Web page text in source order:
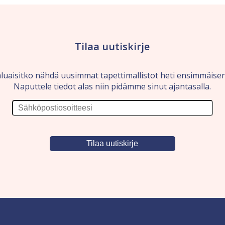
Tilaa uutiskirje
nähdä uusimmat tapettimallistot heti
Naputtele tiedot alas niin pidämme sinut ajantasalla.